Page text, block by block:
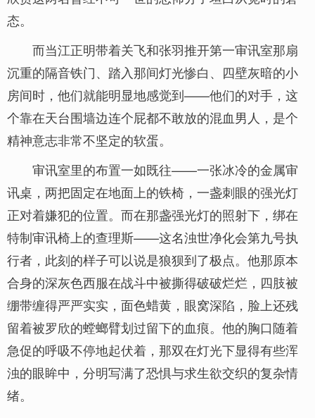
态。
而当江正明带着关飞和张羽推开第一审讯室那扇
沉重的隔音铁门、踏入那间灯光惨白、四壁灰暗的小
房间时，他们就能明显地感觉到——他们的对手，这
个靠在天台围墙边连个屁都不敢放的混血男人，是个
精神意志非常不坚定的软蛋。
审讯室里的布置一如既往——一张冰冷的金属审
讯桌，两把固定在地面上的铁椅，一盏刺眼的强光灯
正对着嫌犯的位置。而在那盏强光灯的照射下，绑在
特制审讯椅上的查理斯——这名浊世净化会第九号执
行者，此刻的样子可以说是狼狈到了极点。他那原本
合身的深灰色西服在战斗中被撕得破破烂烂，四肢被
绷带缠得严严实实，面色蜡黄，眼窝深陷，脸上还残
留着被罗欣的螳螂臂划过留下的血痕。他的胸口随着
急促的呼吸不停地起伏着，那双在灯光下显得有些浑
浊的眼眸中，分明写满了恐惧与求生欲交织的复杂情
绪。